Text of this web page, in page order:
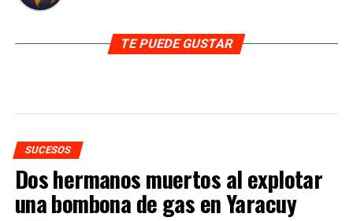
TE PUEDE GUSTAR
SUCESOS
Dos hermanos muertos al explotar
una bombona de gas en Yaracuy